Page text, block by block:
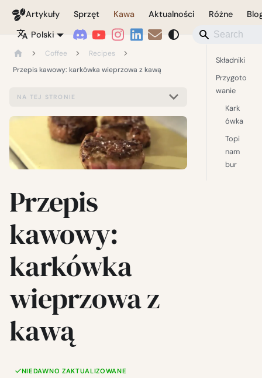
Coffeegeek
Artykuły Sprzęt Kawa Aktualności Różne
Polski
Coffee
Recipes
Przepis kawowy: karkówka wieprzowa z kawą
NA TEJ STRONIE
Przepis
kawowy:
karkówka
wieprzowa z
kawą
NIEDAWNO ZAKTUALIZOWANE
Składniki
Przygoto
wanie
Kark
ówka
Topi
nam
bur